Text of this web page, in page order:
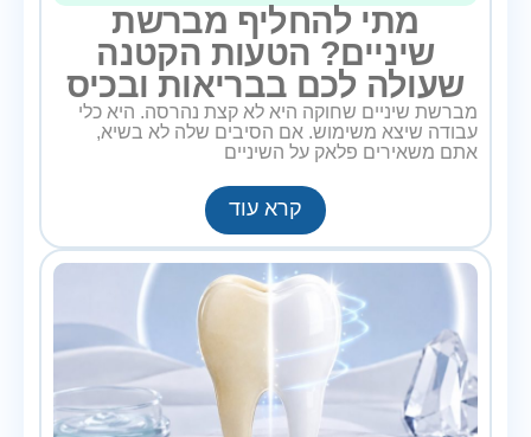
מתי להחליף מברשת
שיניים? הטעות הקטנה
שעולה לכם בבריאות ובכיס
מברשת שיניים שחוקה היא לא קצת נהרסה. היא כלי
עבודה שיצא משימוש. אם הסיבים שלה לא בשיא,
אתם משאירים פלאק על השיניים
קרא עוד